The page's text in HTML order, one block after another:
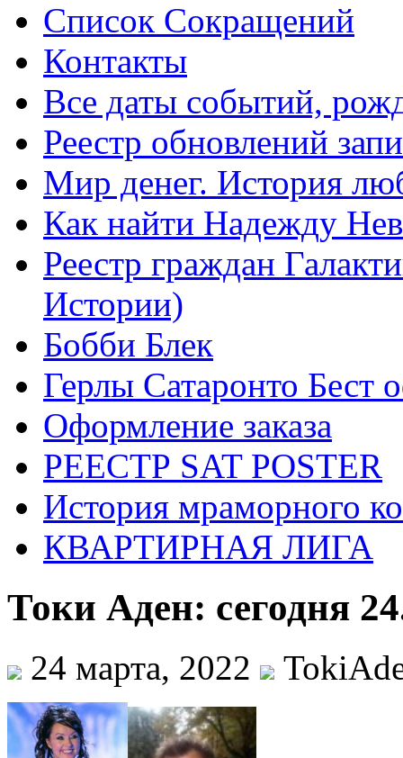
Список Сокращений
Контакты
Все даты событий,
Реестр обновлений
Мир денег. История
Как найти Надежду
Реестр граждан
Истории)
Бобби Блек
Герлы Сатаронто Бест
Оформление заказа
РЕЕСТР SAT POSTER
История мраморного
КВАРТИРНАЯ ЛИГА
Токи Аден: сегодня
24 марта, 2022